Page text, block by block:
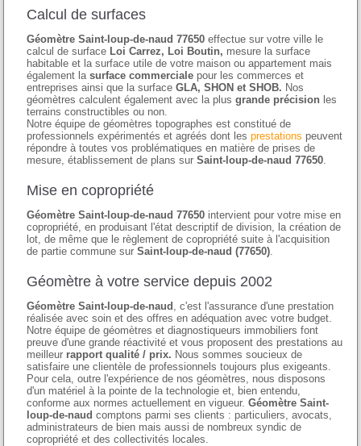
Calcul de surfaces
Géomètre Saint-loup-de-naud 77650 effectue sur votre ville le
calcul de surface Loi Carrez, Loi Boutin, mesure la surface
habitable et la surface utile de votre maison ou appartement mais
également lasurface commerciale pour les commerces et
entreprises ainsi que la surfaceGLA, SHON et SHOB. Nos
géomètres calculent également avec la plusgrande précision les
terrains constructibles ou non.
Notre équipe de géomètres topographes est constitué de
professionnels expérimentés et agréés dont lesprestations peuvent
répondre à toutes vos problématiques en matière de prises de
mesure, établissement de plans surSaint-loup-de-naud 77650
Mise en copropriété
Géomètre Saint-loup-de-naud 77650 intervient pour votre mise en
copropriété, en produisant l'état descriptif de division, la création de
lot, de même que le règlement de copropriété suite à l'acquisition
de partie commune surSaint-loup-de-naud (77650)
Géomètre à votre service depuis 2002
Géomètre Saint-loup-de-naud , c'est l'assurance d'une prestation
réalisée avec soin et des offres en adéquation avec votre budget.
Notre équipe de géomètres et diagnostiqueurs immobiliers font
preuve d'une grande réactivité et vous proposent des prestations au
meilleur rapport qualité / prix. Nous sommes soucieux de
satisfaire une clientèle de professionnels toujours plus exigeants.
Pour cela, outre l'expérience de nos géomètres, nous disposons
d'un matériel à la pointe de la technologie et, bien entendu,
conforme aux normes actuellement en vigueur.Géomètre Saint-
loup-de-naud comptons parmi ses clients : particuliers, avocats,
administrateurs de bien mais aussi de nombreux syndic de
copropriété et des collectivités locales.